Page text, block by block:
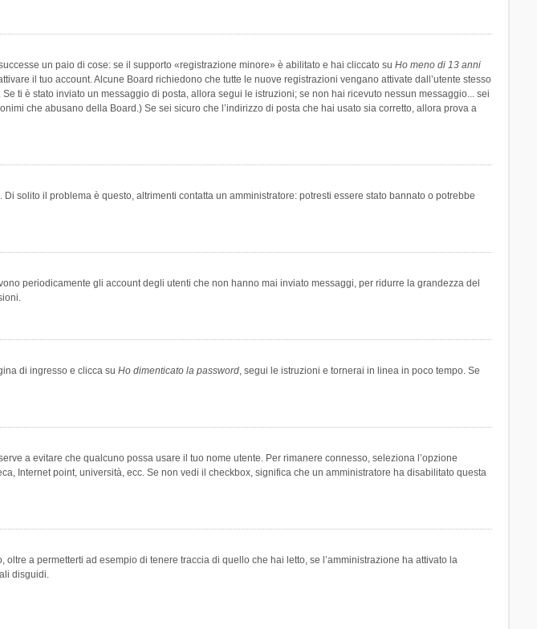
un paio di cose: se il supporto «registrazione minore» è abilitato e hai cliccato su Ho meno di 13 anni
il tuo account. Alcune Board richiedono che tutte le nuove registrazioni vengano attivate dall’utente stesso
ti è stato inviato un messaggio di posta, allora segui le istruzioni; se non hai ricevuto nessun messaggio... sei
che abusano della Board.) Se sei sicuro che l’indirizzo di posta che hai usato sia corretto, allora prova a
solito il problema è questo, altrimenti contatta un amministratore: potresti essere stato bannato o potrebbe
periodicamente gli account degli utenti che non hanno mai inviato messaggi, per ridurre la grandezza del
di ingresso e clicca su Ho dimenticato la password, segui le istruzioni e tornerai in linea in poco tempo. Se
a evitare che qualcuno possa usare il tuo nome utente. Per rimanere connesso, seleziona l’opzione
Internet point, università, ecc. Se non vedi il checkbox, significa che un amministratore ha disabilitato questa
a permetterti ad esempio di tenere traccia di quello che hai letto, se l’amministrazione ha attivato la
disguidi.